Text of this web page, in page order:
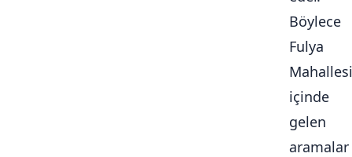
Böylece
Fulya
Mahallesi
içinde
gelen
aramalar